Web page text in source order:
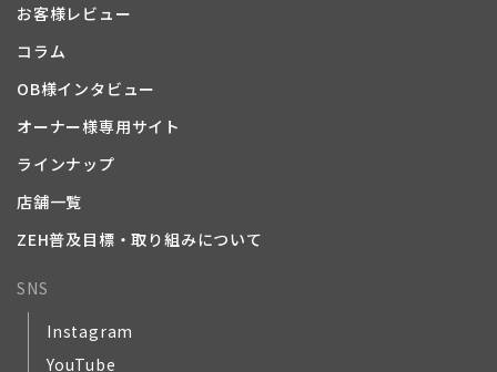
お客様レビュー
コラム
OB様インタビュー
オーナー様専用サイト
ラインナップ
店舗一覧
ZEH普及目標・取り組みについて
SNS
Instagram
YouTube